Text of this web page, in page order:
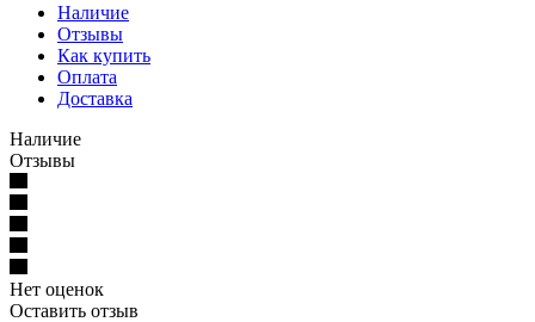
Наличие
Отзывы
Как купить
Оплата
Доставка
Наличие
Отзывы
Нет оценок
Оставить отзыв